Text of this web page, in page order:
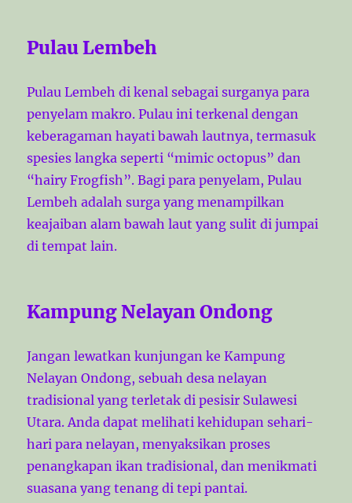
Pulau Lembeh
Pulau Lembeh di kenal sebagai surganya para
penyelam makro. Pulau ini terkenal dengan
keberagaman hayati bawah lautnya, termasuk
spesies langka seperti “mimic octopus” dan
“hairy Frogfish”. Bagi para penyelam, Pulau
Lembeh adalah surga yang menampilkan
keajaiban alam bawah laut yang sulit di jumpai
di tempat lain.
Kampung Nelayan Ondong
Jangan lewatkan kunjungan ke Kampung
Nelayan Ondong, sebuah desa nelayan
tradisional yang terletak di pesisir Sulawesi
Utara. Anda dapat melihati kehidupan sehari-
hari para nelayan, menyaksikan proses
penangkapan ikan tradisional, dan menikmati
suasana yang tenang di tepi pantai.